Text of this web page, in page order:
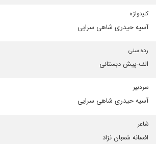
کلیدواژه
آسیه حیدری شاهی سرایی
رده سنی
الف-پیش دبستانی
سردبیر
آسیه حیدری شاهی سرایی
شاعر
افسانه شعبان نزاد